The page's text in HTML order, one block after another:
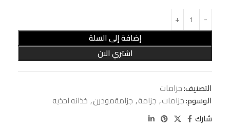
إضافة إلى السلة
اشتري الان
التصنيف:جزامات
الوسوم:جزامات, جزامة, جزامةمودرن, خذانه احذيه
شارك